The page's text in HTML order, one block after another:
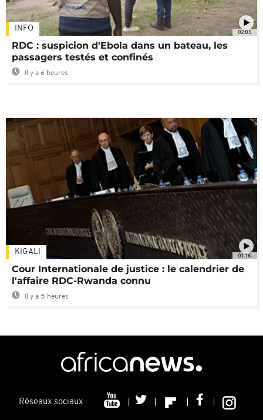
02:05
INFO
RDC : suspicion d'Ebola dans un bateau, les
passagers testés et confinés
Il y a 6 heures
01:16
KIGALI
Cour Internationale de justice : le calendrier de
l'affaire RDC-Rwanda connu
Il y a 5 heures
Réseaux sociaux